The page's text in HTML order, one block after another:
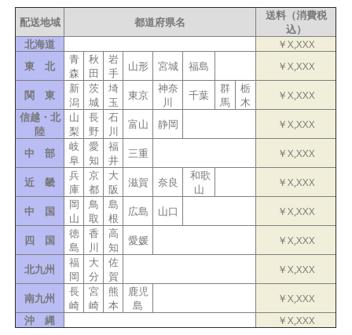
配送地域 都道府県名
送料（消費税
込）
北海道
￥X,XXX
東 北
青
森
秋
田
岩
手
山形 宮城 福島 ￥X,XXX
関 東
新
潟
茨
城
埼
玉
東京
神奈
川
千葉
群
馬
栃
木
￥X,XXX
信越・北
陸
山
梨
長
野
石
川
富山 静岡 ￥X,XXX
中 部
岐
阜
愛
知
福
井
三重 ￥X,XXX
近 畿
兵
庫
京
都
大
阪
滋賀 奈良
和歌
山
￥X,XXX
中 国
岡
山
鳥
取
島
根
広島 山口 ￥X,XXX
四 国
徳
島
香
川
高
知
愛媛 ￥X,XXX
北九州
福
岡
大
分
佐
賀
￥X,XXX
南九州
長
崎
宮
崎
熊
本
鹿児
島
￥X,XXX
沖 縄
￥X,XXX